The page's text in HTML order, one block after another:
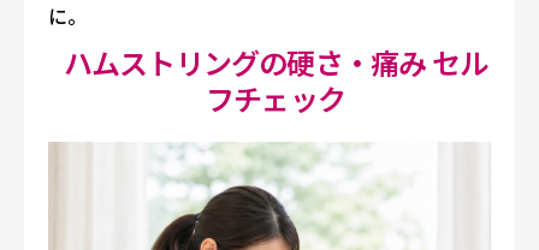
に。
ハムストリングの硬さ・痛み セル
フチェック